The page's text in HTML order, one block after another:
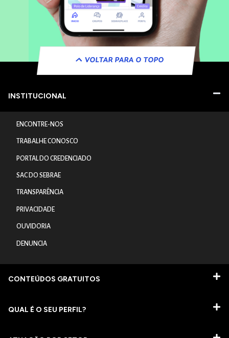
VOLTAR PARA O TOPO
INSTITUCIONAL
ENCONTRE-NOS
TRABALHE CONOSCO
PORTAL DO CREDENCIADO
SAC DO SEBRAE
TRANSPARÊNCIA
PRIVACIDADE
OUVIDORIA
DENUNCIA
CONTEÚDOS GRATUITOS
QUAL É O SEU PERFIL?